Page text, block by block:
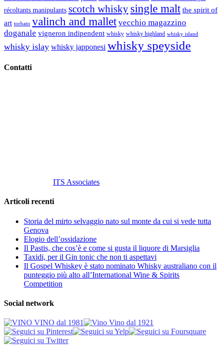
récoltants manipulants scotch whisky single malt the spirit of
art torbato valinch and mallet vecchio magazzino
doganale vigneron indipendent whisky whisky highland whisky island
whisky islay whisky japponesi whisky speyside
Contatti
ITS Associates
Articoli recenti
Storia del mirto selvaggio nato sul monte da cui si vede tutta
Genova
Elogio dell’ossidazione
Il Pastis, che cos’è e come si gusta il liquore di Marsiglia
Taxidi, per il Gin tonic che non ti aspettavi
Il Gospel Whiskey è stato nominato Whisky australiano con il
punteggio più alto all’International Wine & Spirits
Competition
Social network